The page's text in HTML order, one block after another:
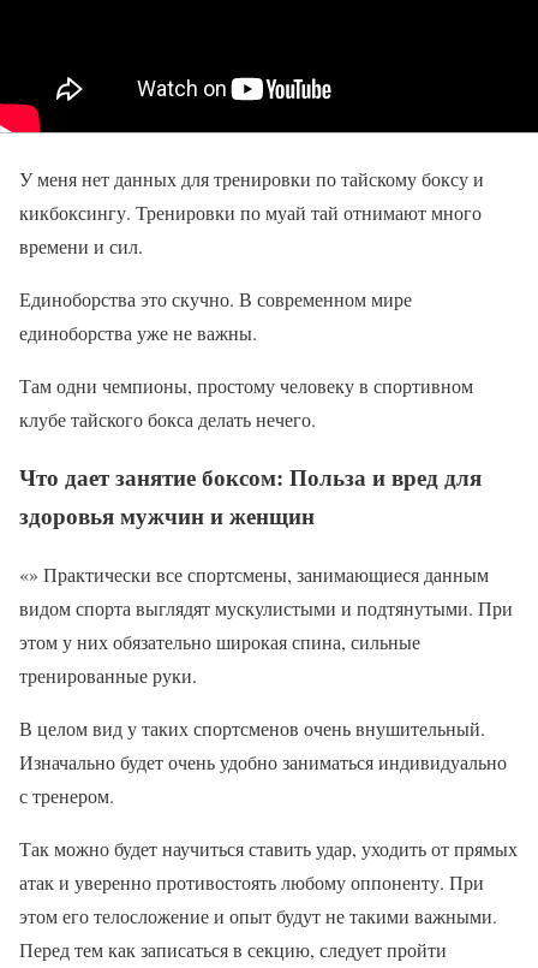
У меня нет данных для тренировки по тайскому боксу и
кикбоксингу. Тренировки по муай тай отнимают много
времени и сил.
Единоборства это скучно. В современном мире
единоборства уже не важны.
Там одни чемпионы, простому человеку в спортивном
клубе тайского бокса делать нечего.
Что дает занятие боксом: Польза и вред для
здоровья мужчин и женщин
«» Практически все спортсмены, занимающиеся данным
видом спорта выглядят мускулистыми и подтянутыми. При
этом у них обязательно широкая спина, сильные
тренированные руки.
В целом вид у таких спортсменов очень внушительный.
Изначально будет очень удобно заниматься индивидуально
с тренером.
Так можно будет научиться ставить удар, уходить от прямых
атак и уверенно противостоять любому оппоненту. При
этом его телосложение и опыт будут не такими важными.
Перед тем как записаться в секцию, следует пройти